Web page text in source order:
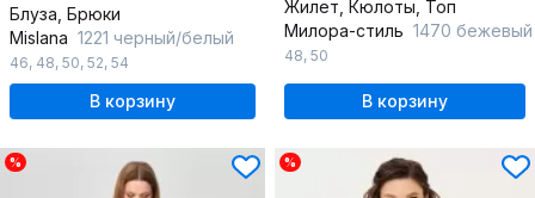
Блуза, Брюки
Mislana 1221 черный/белый
46, 48, 50, 52, 54
В корзину
Жилет, Кюлоты, Топ
Милора-стиль 1470 бежевый
48, 50
В корзину
% %